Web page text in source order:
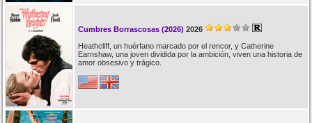
Cumbres Borrascosas (2026) 2026
Heathcliff, un huérfano marcado por el rencor, y Catherine
Earnshaw, una joven dividida por la ambición, viven una historia de
amor obsesivo y trágico.